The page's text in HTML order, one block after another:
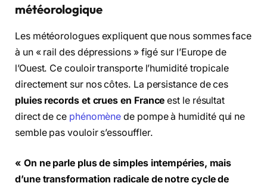
météorologique
Les météorologues expliquent que nous sommes face
à un « rail des dépressions » figé sur l’Europe de
l’Ouest. Ce couloir transporte l’humidité tropicale
directement sur nos côtes. La persistance de ces
pluies records et crues en France est le résultat
direct de ce phénomène de pompe à humidité qui ne
semble pas vouloir s’essouffler.
« On ne parle plus de simples intempéries, mais
d’une transformation radicale de notre cycle de